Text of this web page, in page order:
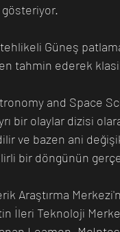
Güneş
tahmin ederek
and Space
bir olaylar dizisi
ve bazen ani
bir döngünün
Araştırma
İleri Teknoloji